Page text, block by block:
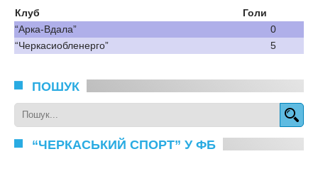
Клуб
Голи
“Арка-Вдала”
0
“Черкасиобленерго”
5
ПОШУК
“ЧЕРКАСЬКИЙ СПОРТ” У ФБ